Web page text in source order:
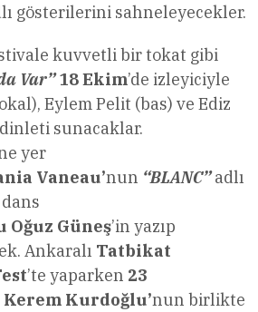
gösterilerini sahneleyecekler.
kuvvetli bir tokat gibi
Var”18 Ekim’de izleyiciyle
Eylem Pelit (bas) ve Ediz
dinleti sunacaklar.
yer
Vaneau’nun “BLANC”adlı
Oğuz Güneş’in yazıp
Ankaralı Tatbikat
’te yaparken 23
Kerem Kurdoğlu’nun birlikte